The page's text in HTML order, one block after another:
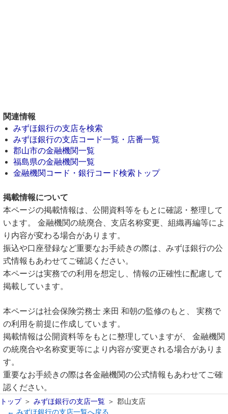
関連情報
みずほ銀行の支店を検索
みずほ銀行の支店コード一覧・店番一覧
郡山市の金融機関一覧
福島県の金融機関一覧
金融機関コード・銀行コード検索トップ
掲載情報について
本ページの掲載情報は、公開資料等をもとに確認・整理して
います。 金融機関の統廃合、支店名称変更、組織再編等によ
り内容が変わる場合があります。
振込や口座登録など重要なお手続きの際は、みずほ銀行の公
式情報もあわせてご確認ください。
本ページは実務での利用を想定し、情報の正確性に配慮して
掲載しています。
本ページは社会保険労務士 来田 和朝の監修のもと、 実務で
の利用を前提に作成しています。
掲載情報は公開資料等をもとに整理していますが、 金融機関
の統廃合や名称変更等により内容が変更される場合がありま
す。
重要なお手続きの際は各金融機関の公式情報もあわせてご確
認ください。
トップ みずほ銀行の支店一覧
郡山支店
← みずほ銀行の支店一覧へ戻る